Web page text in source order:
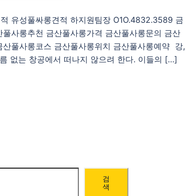
유성풀싸롱견적 하지원팀장 O1O.4832.3589 금
풀사롱추천 금산풀사롱가격 금산풀사롱문의 금산
산풀사롱코스 금산풀사롱위치 금산풀사롱예약 강,
없는 창공에서 떠나지 않으려 한다. 이들의 […]
검
색